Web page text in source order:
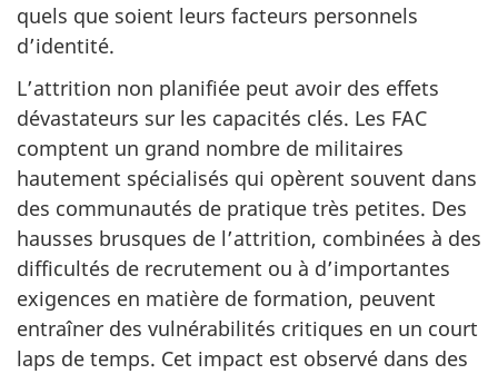
quels que soient leurs facteurs personnels
d’identité.
L’attrition non planifiée peut avoir des effets
dévastateurs sur les capacités clés. Les FAC
comptent un grand nombre de militaires
hautement spécialisés qui opèrent souvent dans
des communau­tés de pratique très petites. Des
hausses brusques de l’attrition, combinées à des
difficultés de recrutement ou à d’importantes
exigences en matière de formation, peuvent
entraîner des vul­nérabilités critiques en un court
laps de temps. Cet impact est observé dans des